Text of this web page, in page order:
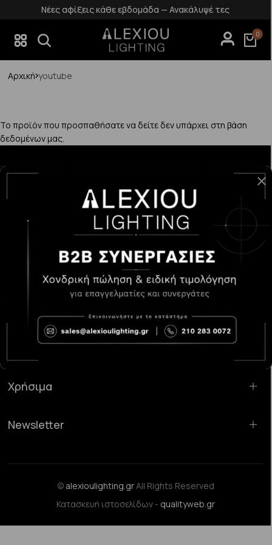
Νέες αφίξεις κάθε εβδομάδα — Ανακάλυψέ τες
0
Αρχική youtube
Το προϊόν που προσπαθήσατε να δείτε δεν υπάρχει στη βάση
δεδομένων μας.
Κατάστημα Χαλάνδρι:Σαρανταπόρου 55, 15232, Χαλάνδρι
sales@alexioulighting.gr
210 283 0072
6983123181
Χρήσιμα
Newsletter
© alexioulighting.grAll Rights Reserved
Κατασκευή ιστοσελίδων - qualityweb.gr